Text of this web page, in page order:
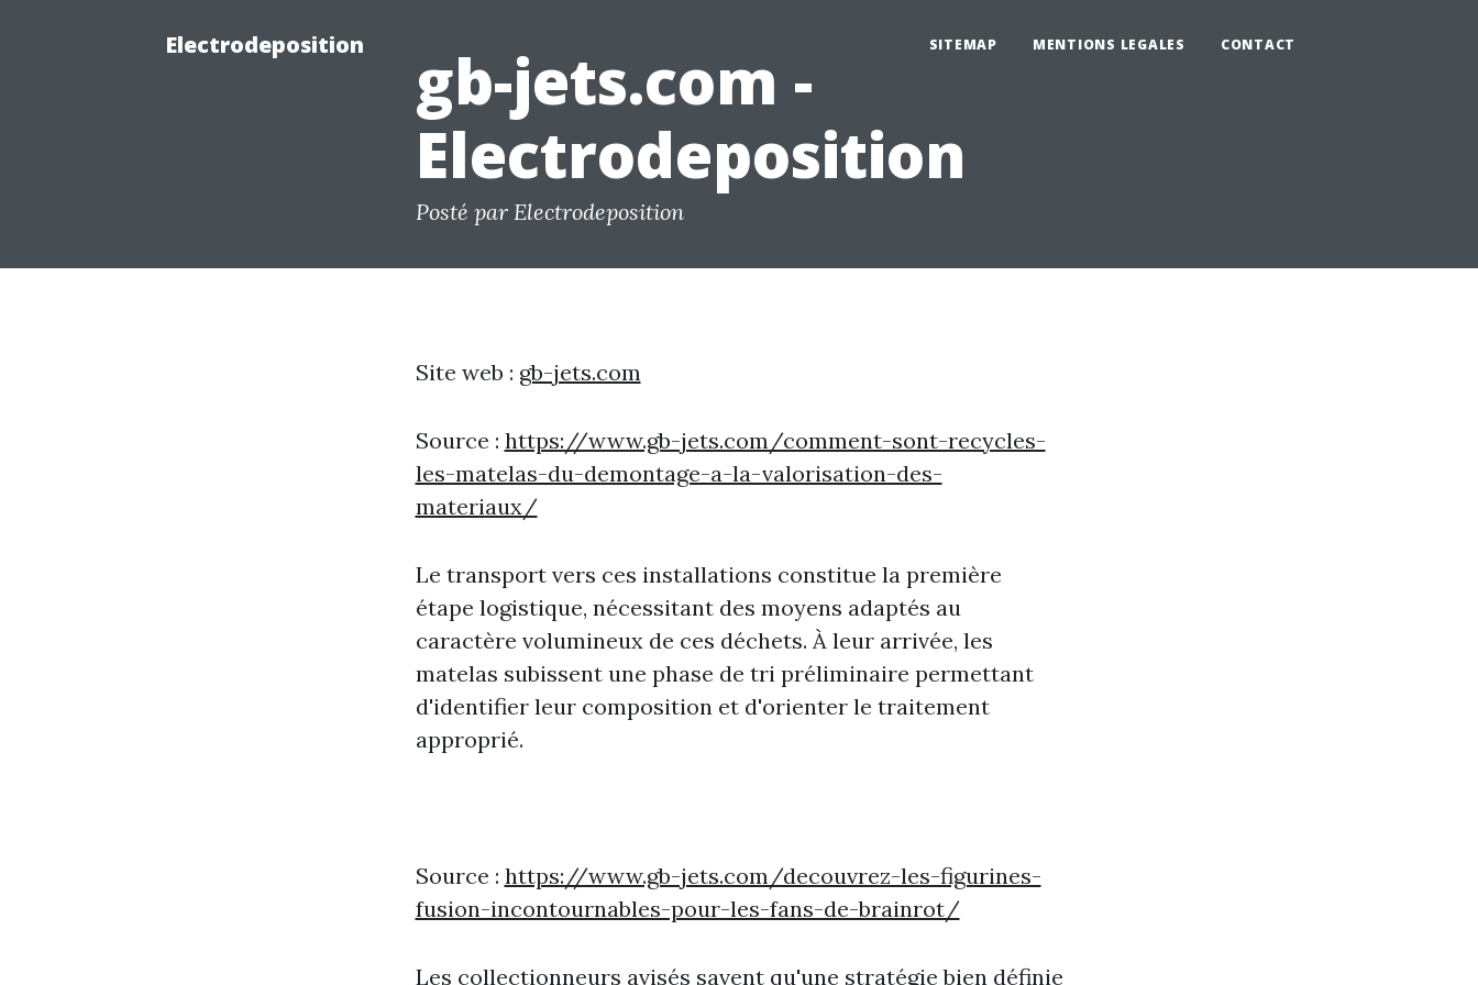
Electrodeposition SITEMAP MENTIONS LEGALES CONTACT
gb-jets.com -
Electrodeposition
Posté par Electrodeposition
Site web : gb-jets.com
Source : https://www.gb-jets.com/comment-sont-recycles-
les-matelas-du-demontage-a-la-valorisation-des-
materiaux/
Le transport vers ces installations constitue la première
étape logistique, nécessitant des moyens adaptés au
caractère volumineux de ces déchets. À leur arrivée, les
matelas subissent une phase de tri préliminaire permettant
d'identifier leur composition et d'orienter le traitement
approprié.
Source : https://www.gb-jets.com/decouvrez-les-figurines-
fusion-incontournables-pour-les-fans-de-brainrot/
Les collectionneurs avisés savent qu'une stratégie bien définie